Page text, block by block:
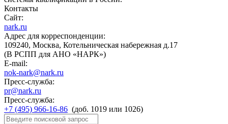
Контакты
Сайт:
nark.ru
Адрес для корреспонденции:
109240, Москва, Котельническая набережная д.17
(В РСПП для АНО «НАРК»)
E-mail:
nok-nark@nark.ru
Пресс-служба:
pr@nark.ru
Пресс-служба:
+7 (495) 966-16-86 (доб. 1019 или 1026)